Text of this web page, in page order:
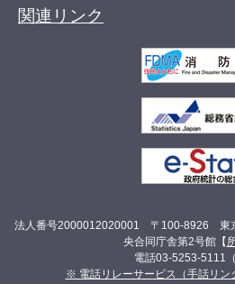
関連リンク
法人番号2000012020001 〒100-8926 東
央合同庁舎第2号館【
電話03-5253-5111（
※ 電話リレーサービス（手話リン